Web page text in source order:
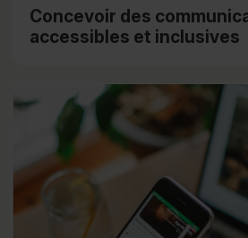
Concevoir des
accessibles et inclusives